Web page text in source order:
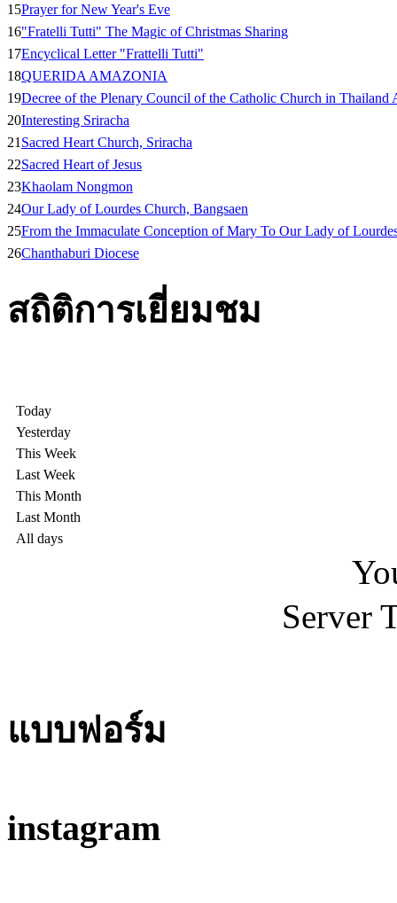
15Prayer for New Year's Eve
16"Fratelli Tutti" The Magic of Christmas Sharing
17Encyclical Letter "Frattelli Tutti"
18QUERIDA AMAZONIA
19Decree of the Plenary Council of the Catholic Church in Thailand
20Interesting Sriracha
21 Sacred Heart Church, Sriracha
22Sacred Heart of Jesus
23Khaolam Nongmon
24Our Lady of Lourdes Church, Bangsaen
25From the Immaculate Conception of Mary To Our Lady of
26Chanthaburi Diocese
สถิติการเยี่ยมชม
Today
Yesterday
This Week
Last Week
This Month
Last Month
All days
Server
แบบฟอร์ม
instagram